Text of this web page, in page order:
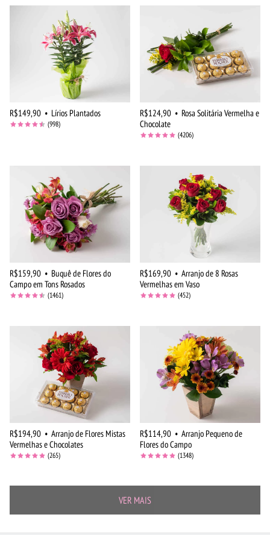
R$149,90 • Lírios Plantados
(998)
R$124,90 • Rosa Solitária Vermelha e
Chocolate
(4206)
R$159,90 • Buquê de Flores do
Campo em Tons Rosados
(1461)
R$169,90 • Arranjo de 8 Rosas
Vermelhas em Vaso
(452)
R$194,90 • Arranjo de Flores Mistas
Vermelhas e Chocolates
(265)
R$114,90 • Arranjo Pequeno de
Flores do Campo
(1348)
VER MAIS